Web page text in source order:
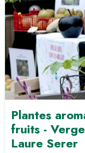
Plantes
fruits -
Laure Serer